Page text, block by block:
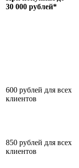
30 000 рублей*
600 рублей для всех
клиентов
850 рублей для всех
клиентов